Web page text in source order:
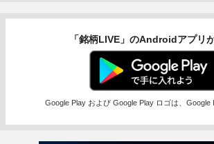
「銘柄LIVE」のAndroidアプリ
Google Play および Google Play ロゴは、Google